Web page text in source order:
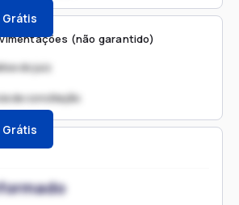
(não garantido)
do juiz
de conciliação